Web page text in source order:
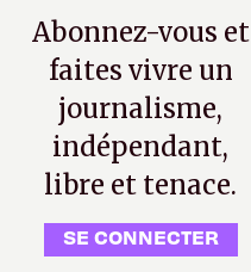
Abonnez-vous et
faites vivre un
journalisme,
indépendant,
libre et tenace.
SE CONNECTER